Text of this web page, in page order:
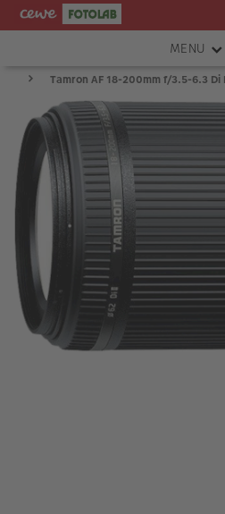
MENU
FOTOAPARÁTY
OBJEKTIVY
ATELIÉR
INSTAX™
TISKÁRNY A SKENERY
FOTOBRAŠNY
PŘÍSLUŠENSTVÍ
RÁMEČKY
Tamron AF 18-200mm f/3.5-6.3 Di